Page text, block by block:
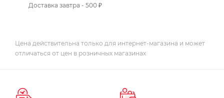
Доставка завтра - 500 ₽
Цена действительна только для интернет-магазина и может
отличаться от цен в розничных магазинах